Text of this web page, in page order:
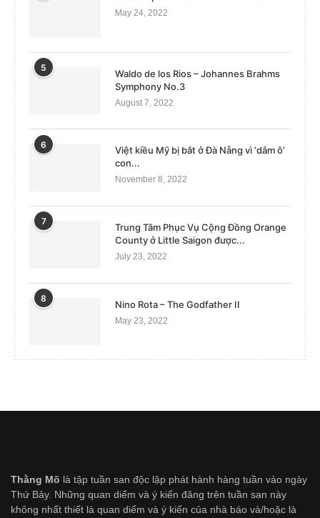
May 24, 2022
5
Waldo de los Rios – Johannes Brahms
Symphony No.3
August 7, 2022
6
Việt kiều Mỹ bị bắt ở Đà Nẵng vì ‘dâm ô’
con...
November 8, 2022
7
Trung Tâm Phục Vụ Cộng Đồng Orange
County ở Little Saigon được...
July 23, 2022
8
Nino Rota – The Godfather II
May 23, 2022
Thằng Mõ là tập tuần san độc lập phát hành hàng tuần vào ngày
Thứ Bảy. Những quan diểm và ý kiến đăng trên tuần san này
không nhất thiết là quan diểm và ý kiến của nhà báo và/hoặc là